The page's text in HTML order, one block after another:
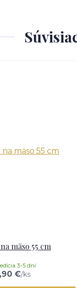
mäso 55 cm
€/ks
3-5 dní